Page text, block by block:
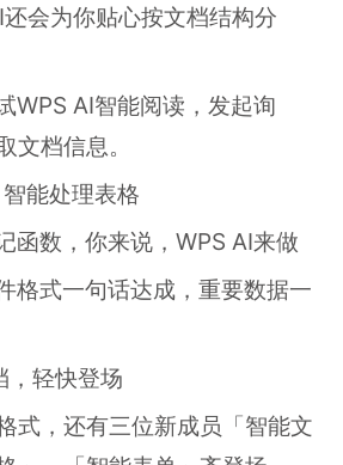
会为你贴心按文档结构分
WPS AI智能阅读，发起询
文档信息。
能处理表格
函数，你来说，WPS AI来做
格式一句话达成，重要数据一
，轻快登场
式，还有三位新成员「智能文